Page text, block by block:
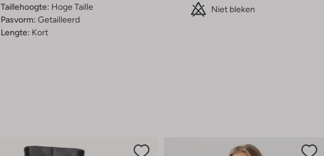
Taillehoogte: Hoge Taille
Pasvorm: Getailleerd
Lengte: Kort
Niet bleken